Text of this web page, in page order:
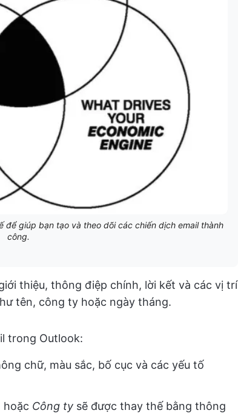
giúp bạn tạo và theo dõi các chiến dịch email thành
công.
thiệu, thông điệp chính, lời kết và các vị trí
tên, công ty hoặc ngày tháng.
trong Outlook:
chữ, màu sắc, bố cục và các yếu tố
hoặc Công ty sẽ được thay thế bằng thông